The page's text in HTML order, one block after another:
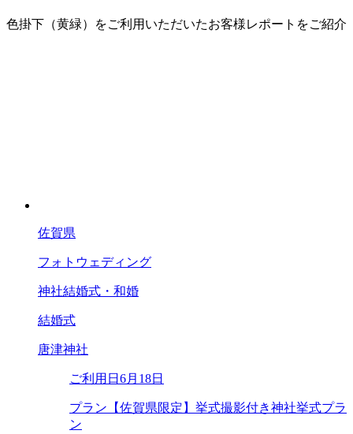
色掛下（黄緑）をご利用いただいたお客様レポートをご紹介
佐賀県
フォトウェディング
神社結婚式・和婚
結婚式
唐津神社
ご利用日 6月18日
プラン 【佐賀県限定】挙式撮影付き神社挙式プラ
ン